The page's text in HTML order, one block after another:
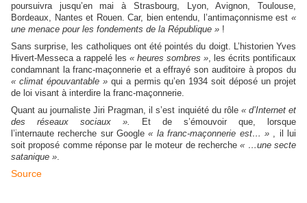
poursuivra jusqu’en mai à Strasbourg, Lyon, Avignon, Toulouse,
Bordeaux, Nantes et Rouen. Car, bien entendu, l’antimaçonnisme est «
une menace pour les fondements de la République » !
Sans surprise, les catholiques ont été pointés du doigt. L’historien Yves
Hivert-Messeca a rappelé les « heures sombres », les écrits pontificaux
condamnant la franc-maçonnerie et a effrayé son auditoire à propos du
« climat épouvantable »qui a permis qu’en 1934 soit déposé un projet
de loi visant à interdire la franc-maçonnerie.
Quant au journaliste Jiri Pragman, il s’est inquiété du rôle « d’Internet et
des réseaux sociaux ».
Et de s’émouvoir que, lorsque
l’internaute recherche sur Google« la franc-maçonnerie est… », il lui
soit proposé comme réponse par le moteur de recherche« …une secte
satanique ».
Source